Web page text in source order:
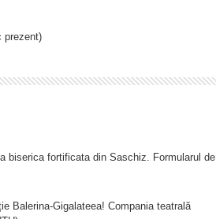
prezent)
biserica fortificata din Saschiz. Formularul de
Balerina‐Gigalateea! Compania teatrală